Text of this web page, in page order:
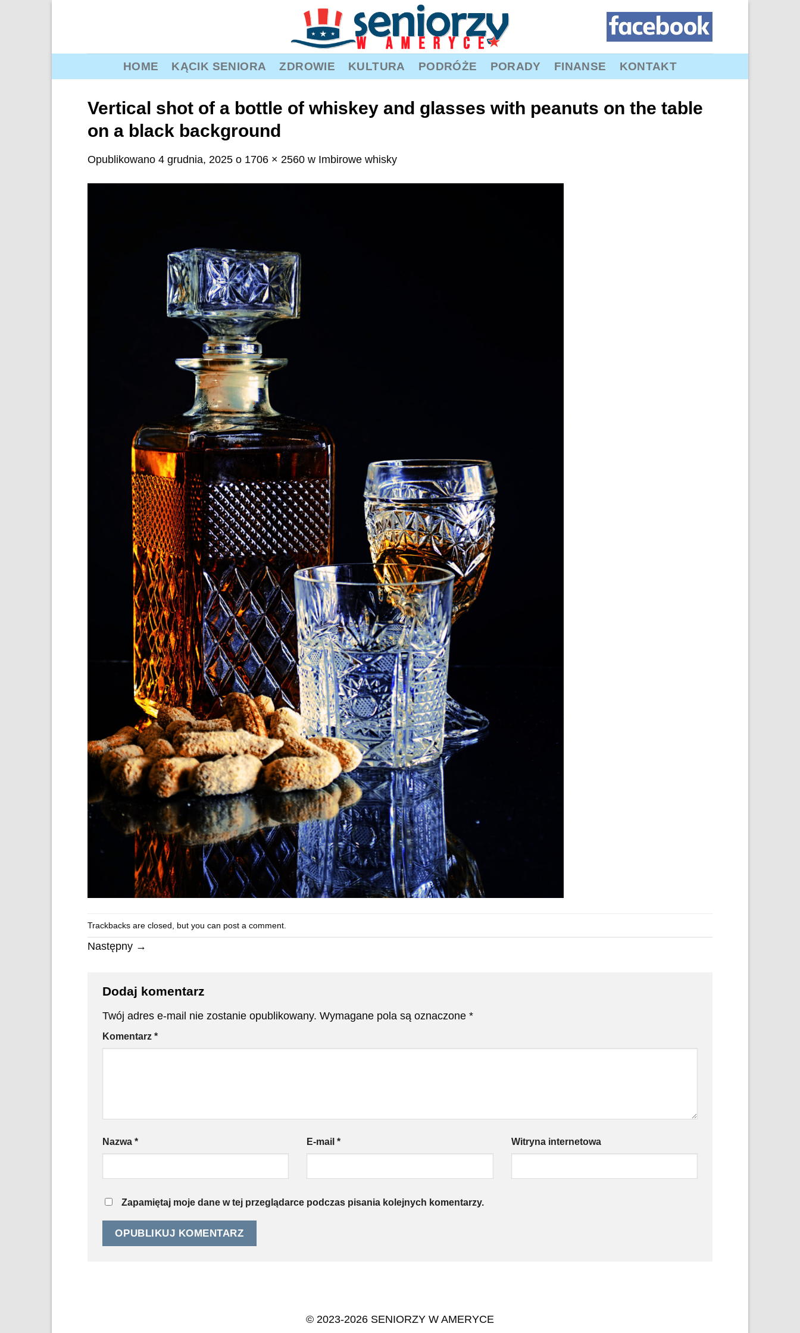
HOME KĄCIK SENIORA ZDROWIE KULTURA PODRÓŻE PORADY FINANSE KONTAKT
Vertical shot of a bottle of whiskey and glasses with peanuts on the table
on a black background
Opublikowano 4 grudnia, 2025 o 1706 × 2560 w Imbirowe whisky
Trackbacks are closed, but you can post a comment
Następny →
Dodaj komentarz
Twój adres e-mail nie zostanie opublikowany. Wymagane pola są oznaczone *
Komentarz *
Nazwa * E-mail* Witryna internetowa
Zapamiętaj moje dane w tej przeglądarce podczas pisania kolejnych komentarzy.
© 2023-2026 SENIORZY W AMERYCE